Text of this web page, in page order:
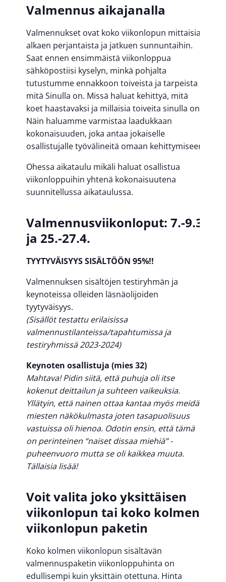
Valmennus aikajanalla
Valmennukset ovat koko viikonlopun mittaisia
alkaen perjantaista ja jatkuen sunnuntaihin.
Saat ennen ensimmäistä viikonloppua
sähköpostiisi kyselyn, minkä pohjalta
tutustumme ennakkoon toiveista ja tarpeista
mitä Sinulla on. Missä haluat kehittyä, mitä
koet haastavaksi ja millaisia toiveita sinulla on.
Näin haluamme varmistaa laadukkaan
kokonaisuuden, joka antaa jokaiselle
osallistujalle työvälineitä omaan kehittymiseen.
Ohessa aikataulu mikäli haluat osallistua
viikonloppuihin yhtenä kokonaisuutena
suunnitellussa aikataulussa.
Valmennusviikonloput: 7.-9.3.
ja 25.-27.4.
TYYTYVÄISYYS SISÄLTÖÖN 95%!!
Valmennuksen sisältöjen testiryhmän ja
keynoteissa olleiden läsnäolijoiden
tyytyväisyys.
(Sisällöt testattu erilaisissa
valmennustilanteissa/tapahtumissaja
testiryhmissä2023-2024)
Keynoten osallistuja (mies 32)
Mahtava! Pidin siitä, että puhuja oli itse
kokenut deittailun ja suhteen vaikeuksia.
Yllätyin, että nainen ottaa kantaa myös meidän
miesten näkökulmasta joten tasapuolisuus
vastuissa oli hienoa. Odotin ensin, että tämä
on perinteinen “naiset dissaa miehiä” -
puheenvuoro mutta se oli kaikkea muuta.
Tällaisia lisää!
Voit valita joko yksittäisen
viikonlopun tai koko kolmen
viikonlopun paketin
Koko kolmen viikonlopun sisältävän
valmennuspaketin viikonloppuhinta on
edullisempi kuin yksittäin otettuna. Hinta